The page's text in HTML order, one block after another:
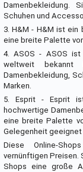
Damenbekleidung.
Schuhen und
3. H&M - H&M ist
eine breite Palette
4. ASOS - ASOS
weltweit
Damenbekleidung,
Marken.
5. Esprit - Esprit
hochwertige
eine breite Palette
Gelegenheit geeignet
Diese Online-
vernünftigen Preisen.
Shops eine große